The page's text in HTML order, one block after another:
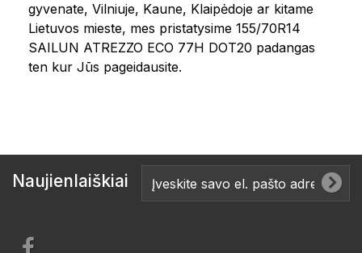
gyvenate, Vilniuje, Kaune, Klaipėdoje ar kitame
Lietuvos mieste, mes pristatysime 155/70R14
SAILUN ATREZZO ECO 77H DOT20 padangas
ten kur Jūs pageidausite.
Naujienlaiškiai